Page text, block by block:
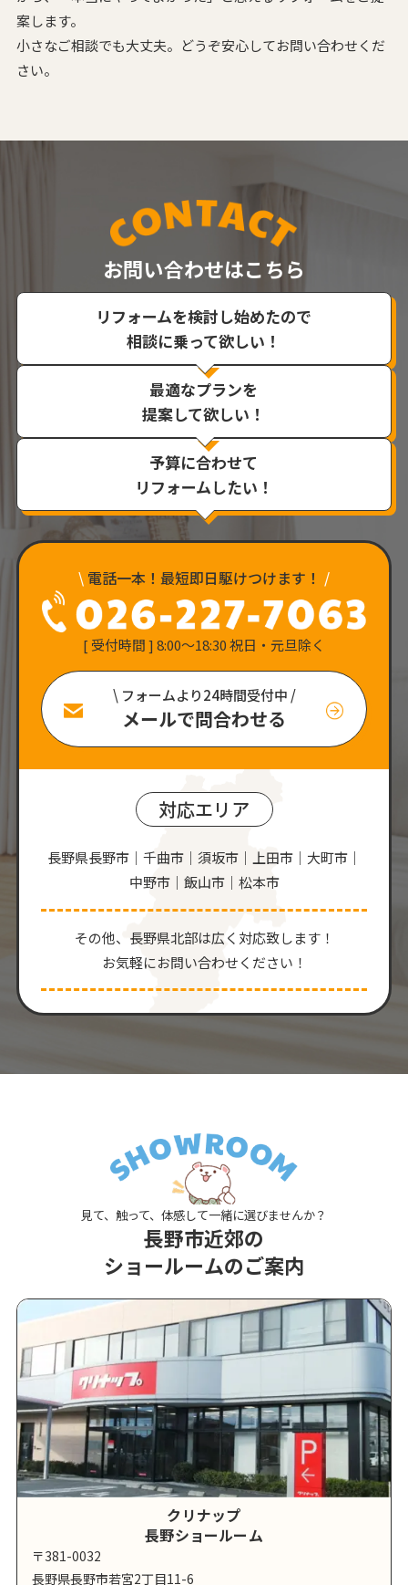
案します。
小さなご相談でも大丈夫。どうぞ安心してお問い合わせくだ
さい。
お問い合わせはこちら
リフォームを検討し始めたので
相談に乗って欲しい！
最適なプランを
提案して欲しい！
予算に合わせて
リフォームしたい！
\ 電話一本！最短即日駆けつけます！ /
[ 受付時間 ] 8:00〜18:30 祝日・元旦除く
\ フォームより24時間受付中 /
メールで問合わせる
対応エリア
長野県長野市｜千曲市｜須坂市｜上田市｜大町市｜
中野市｜飯山市｜松本市
その他、⻑野県北部は広く対応致します！
お気軽にお問い合わせください！
見て、触って、体感して一緒に選びませんか？
長野市近郊の
ショールームのご案内
クリナップ
長野ショールーム
〒381-0032
長野県長野市若宮2丁目11-6